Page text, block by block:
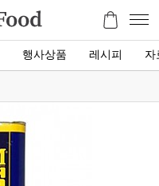
행사상품 레시피 자